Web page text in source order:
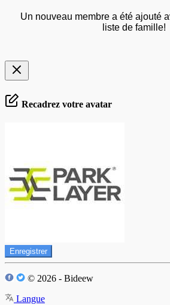
Un nouveau membre a été ajouté
liste de famille!
Recadrez votre avatar
Enregistrer
© 2026 - Bideew
Langue